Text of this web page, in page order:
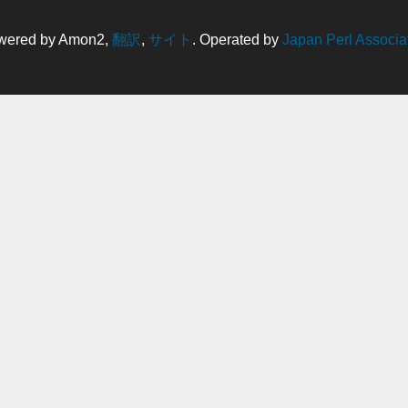
by Amon2, 翻訳, サイト . Operated by Japan Perl